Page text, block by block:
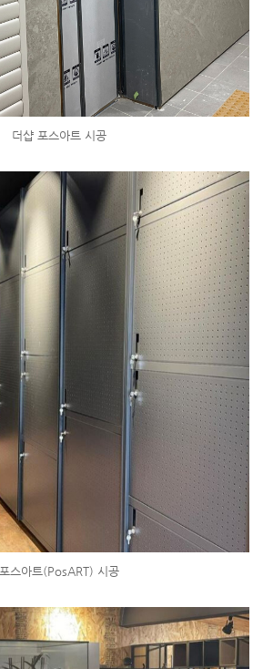
더샵 포스아트 시공
포스아트(PosART) 시공